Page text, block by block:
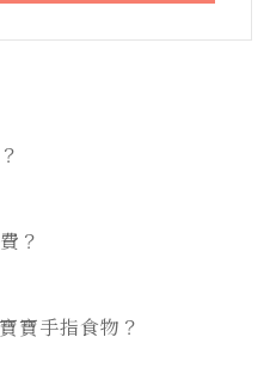
？
寶手指食物？